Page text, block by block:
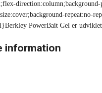
repeat:no-
PowerBait Gel er
information